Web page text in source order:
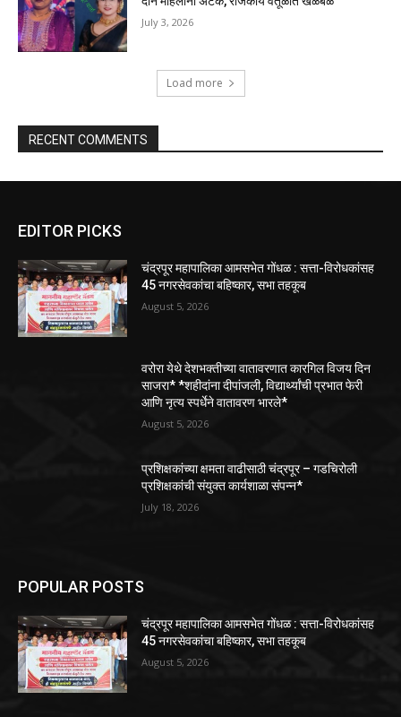
July 3, 2026
Load more
RECENT COMMENTS
EDITOR PICKS
चंद्रपूर महापालिका आमसभेत गोंधळ : सत्ता-विरोधकांसह
45 नगरसेवकांचा बहिष्कार, सभा तहकूब
August 5, 2026
वरोरा येथे देशभक्तीच्या वातावरणात कारगिल विजय दिन
साजरा* *शहीदांना दीपांजली, विद्यार्थ्यांची प्रभात फेरी
आणि नृत्य स्पर्धेने वातावरण भारले*
August 5, 2026
प्रशिक्षकांच्या क्षमता वाढीसाठी चंद्रपूर – गडचिरोली
प्रशिक्षकांची संयुक्त कार्यशाळा संपन्न*
July 18, 2026
POPULAR POSTS
चंद्रपूर महापालिका आमसभेत गोंधळ : सत्ता-विरोधकांसह
45 नगरसेवकांचा बहिष्कार, सभा तहकूब
August 5, 2026